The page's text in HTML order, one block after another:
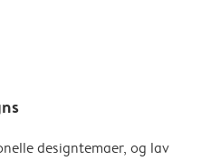
designtemaer, og lav